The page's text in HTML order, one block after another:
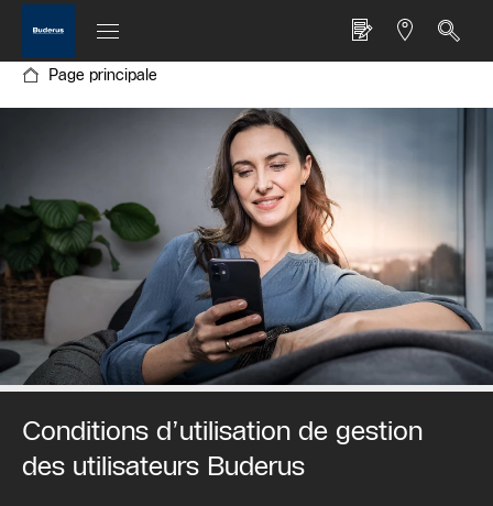
Page principale
Conditions d’utilisation de gestion
des utilisateurs Buderus